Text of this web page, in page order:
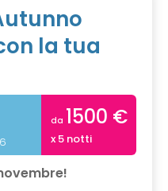
la tua
da 1500 €
x 5 notti